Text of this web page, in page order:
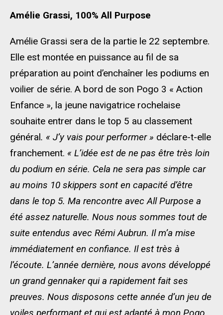
Amélie Grassi, 100% All Purpose
Amélie Grassi sera de la partie le 22 septembre.
Elle est montée en puissance au fil de sa
préparation au point d’enchaîner les podiums en
voilier de série. A bord de son Pogo 3 « Action
Enfance », la jeune navigatrice rochelaise
souhaite entrer dans le top 5 au classement
général. « J’y vais pour performer » déclare-t-elle
franchement. « L’idée est de ne pas être très loin
du podium en série. Cela ne sera pas simple car
au moins 10 skippers sont en capacité d’être
dans le top 5. Ma rencontre avec AllPurpose a
été assez naturelle. Nous nous sommes tout de
suite entendus avec Rémi Aubrun. Il m’a mise
immédiatement en confiance. Il est très à
l’écoute. L’année dernière, nous avons développé
un grandgennakerqui a rapidement fait ses
preuves. Nous disposons cette année d’un jeu de